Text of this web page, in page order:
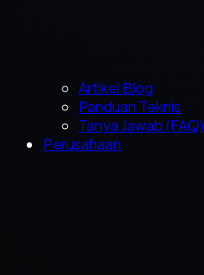
Artikel Blog
Panduan Teknis
Tanya Jawab (FAQ)
Perusahaan